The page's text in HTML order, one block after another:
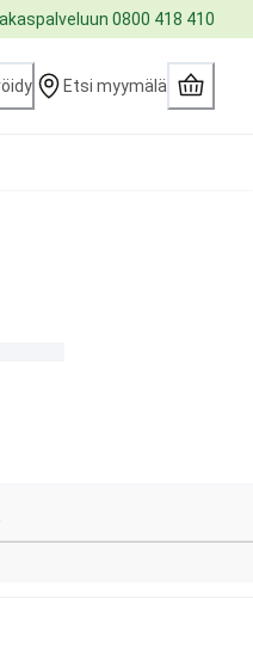
0800 418 410
Etsi myymälä